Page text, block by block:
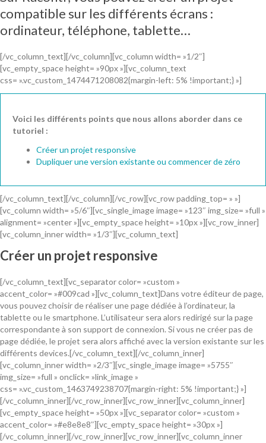
compatible sur les différents écrans :
ordinateur, téléphone, tablette…
[/vc_column_text][/vc_column][vc_column width= »1/2″]
[vc_empty_space height= »90px »][vc_column_text
css= ».vc_custom_1474471208082{margin-left: 5% !important;} »]
Voici les différents points que nous allons aborder dans ce
tutoriel :
Créer un projet responsive
Dupliquer une version existante ou commencer de zéro
[/vc_column_text][/vc_column][/vc_row][vc_row padding_top= » »]
[vc_column width= »5/6″][vc_single_image image= »123″ img_size= »full »
alignment= »center »][vc_empty_space height= »10px »][vc_row_inner]
[vc_column_inner width= »1/3″][vc_column_text]
Créer un projet responsive
[/vc_column_text][vc_separator color= »custom »
accent_color= »#009cad »][vc_column_text]Dans votre éditeur de page,
vous pouvez choisir de réaliser une page dédiée à l’ordinateur, la
tablette ou le smartphone. L’utilisateur sera alors redirigé sur la page
correspondante à son support de connexion. Si vous ne créer pas de
page dédiée, le projet sera alors affiché avec la version existante sur les
différents devices.[/vc_column_text][/vc_column_inner]
[vc_column_inner width= »2/3″][vc_single_image image= »5755″
img_size= »full » onclick= »link_image »
css= ».vc_custom_1463749238707{margin-right: 5% !important;} »]
[/vc_column_inner][/vc_row_inner][vc_row_inner][vc_column_inner]
[vc_empty_space height= »50px »][vc_separator color= »custom »
accent_color= »#e8e8e8″][vc_empty_space height= »30px »]
[/vc_column_inner][/vc_row_inner][vc_row_inner][vc_column_inner